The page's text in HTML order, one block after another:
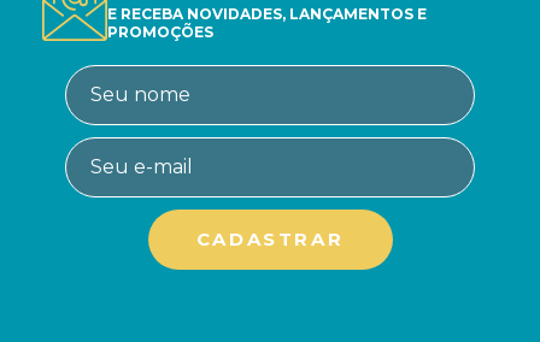
E RECEBA NOVIDADES, LANÇAMENTOS E
PROMOÇÕES